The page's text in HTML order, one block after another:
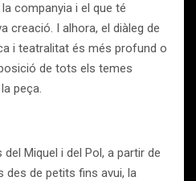
companyia i el que té
creació. I alhora, el diàleg de
i teatralitat és més profund o
de tots els temes
peça.
Miquel i del Pol, a partir de
des de petits fins avui, la